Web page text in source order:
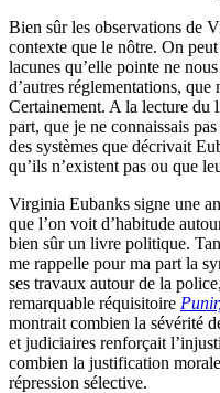
Bien sûr les observations de
contexte que le nôtre. On
lacunes qu’elle pointe ne
d’autres réglementations, que
Certainement. A la lecture du
part, que je ne connaissais
des systèmes que décrivait
qu’ils n’existent pas ou que
Virginia Eubanks signe une
que l’on voit d’habitude
bien sûr un livre politique.
me rappelle pour ma part la
ses travaux autour de la
remarquable réquisitoire
montrait combien la sévérité
et judiciaires renforçait
combien la justification
répression sélective.